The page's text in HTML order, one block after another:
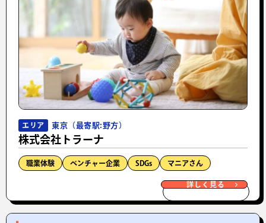
エリア 東京（最寄駅:野方）
株式会社トラーナ
職業体験 ベンチャー企業 SDGs マニアさん
詳しく見る